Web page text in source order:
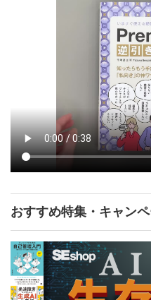
おすすめ特集・キャン